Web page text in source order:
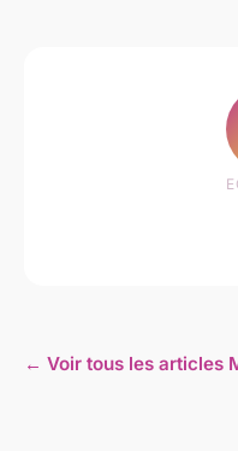
← Voir tous les articles